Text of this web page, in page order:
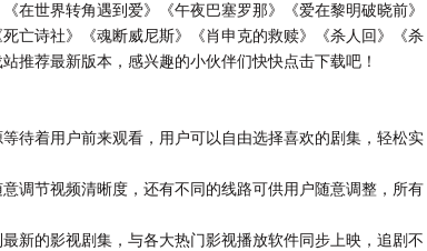
在世界转角遇到爱》《午夜巴塞罗那》《爱在黎明破晓前》
亡诗社》《魂断威尼斯》《肖申克的救赎》《杀人回》《杀
站推荐最新版本，感兴趣的小伙伴们快快点击下载吧！
待着用户前来观看，用户可以自由选择喜欢的剧集，轻松实
调节视频清晰度，还有不同的线路可供用户随意调整，所有
新的影视剧集，与各大热门影视播放软件同步上映，追剧不